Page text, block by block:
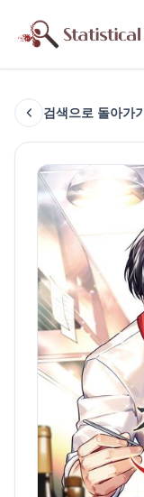
검색으로 돌아가기